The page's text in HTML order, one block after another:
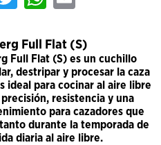
Full Flat (S)
Full Flat (S) es un cuchillo
destripar y procesar la caza
ideal para cocinar al aire libre
resistencia y una
para cazadores que
durante la temporada de
diaria al aire libre.